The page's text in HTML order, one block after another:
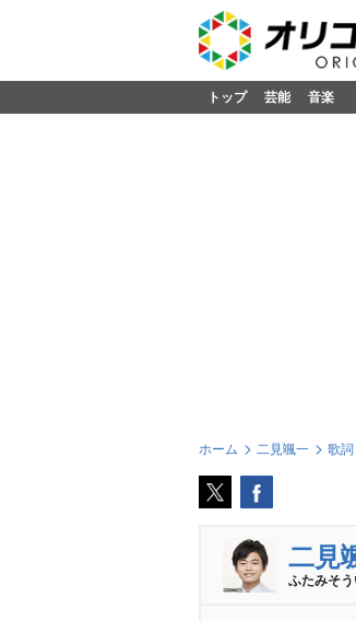
トップ 芸能 音楽
ホーム 二見颯一 歌詞
二見
ふたみそう